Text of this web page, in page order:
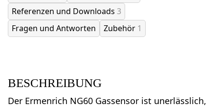
Referenzen und Downloads 3
Fragen und Antworten
Zubehör 1
BESCHREIBUNG
Der Ermenrich NG60 Gassensor ist unerlässlich,